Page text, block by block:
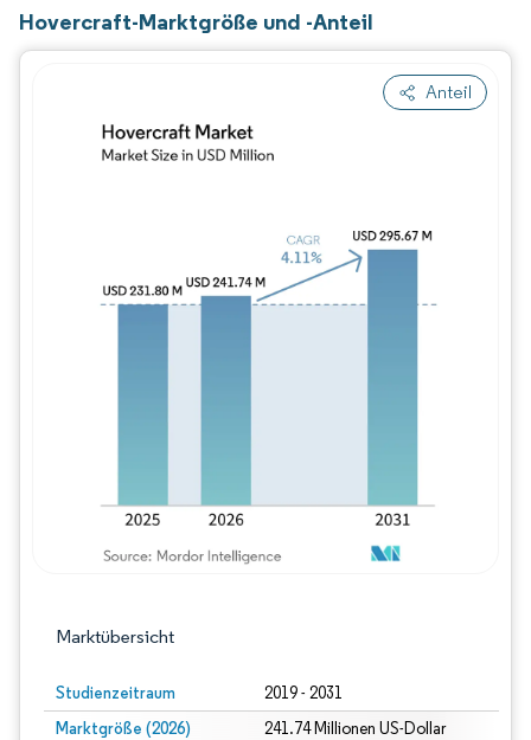
Hovercraft-Marktgröße und -Anteil
Anteil
Marktübersicht
Studienzeitraum 2019 - 2031
Marktgröße (2026) 241.74 Millionen US-Dollar